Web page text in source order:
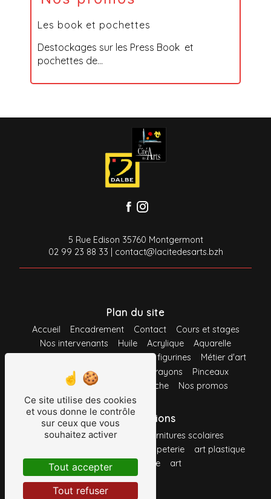
Les book et pochettes
Destockages sur les Press Book et
pochettes de...
5 Rue Edison 35760 Montgermont
02 99 23 88 33 | contact@lacitedesarts.bzh
Plan du site
Accueil Encadrement Contact
Cours et stages
Nos intervenants
Huile Acrylique
Aquarelle
Maquette et figurines
Métier d'art
Loisirs créatifs
Crayons
Pinceaux
Support
Système d'accroche Nos promos
Nos prestations
fournitures de bureau
fournitures scolaires
papeterie
art plastique
crayon
peinture art
Ce site utilise des cookies
et vous donne le contrôle
sur ceux que vous
souhaitez activer
Tout accepter
Tout refuser